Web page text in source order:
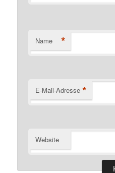
Name *
E-Mail-Adresse *
Website